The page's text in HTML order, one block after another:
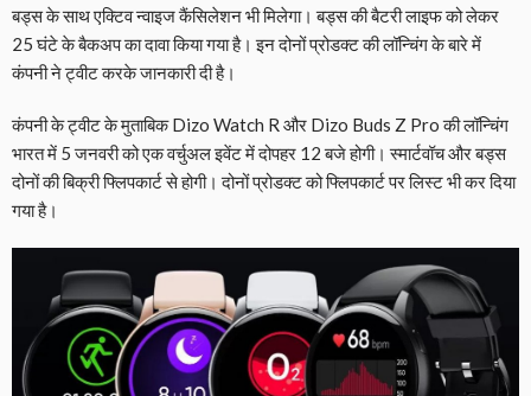
बड्स के साथ एक्टिव न्वाइज कैंसिलेशन भी मिलेगा। बड्स की बैटरी लाइफ को लेकर
25 घंटे के बैकअप का दावा किया गया है। इन दोनों प्रोडक्ट की लॉन्चिंग के बारे में
कंपनी ने ट्वीट करके जानकारी दी है।
कंपनी के ट्वीट के मुताबिक Dizo Watch R और Dizo Buds Z Pro की लॉन्चिंग
भारत में 5 जनवरी को एक वर्चुअल इवेंट में दोपहर 12 बजे होगी। स्मार्टवॉच और बड्स
दोनों की बिक्री फ्लिपकार्ट से होगी। दोनों प्रोडक्ट को फ्लिपकार्ट पर लिस्ट भी कर दिया
गया है।